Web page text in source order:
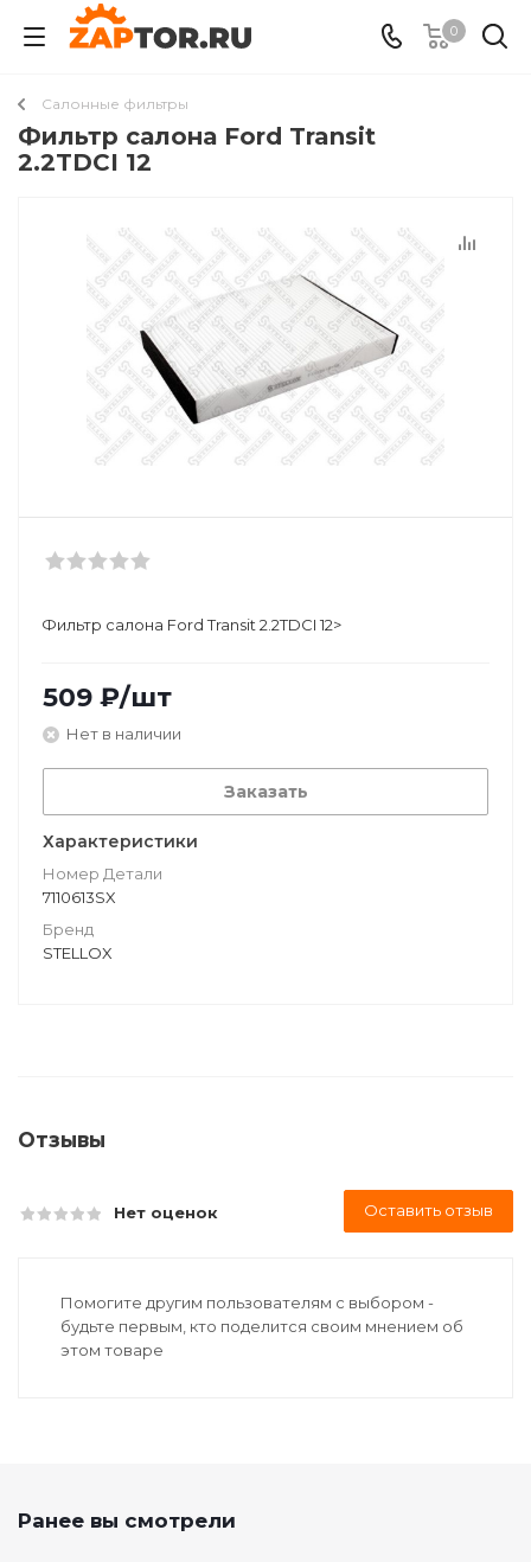
0
Салонные фильтры
Фильтр салона Ford Transit
2.2TDCI 12
Фильтр салона Ford Transit 2.2TDCI 12>
509 ₽/шт
Нет в наличии
Заказать
Характеристики
Номер Детали
7110613SX
Бренд
STELLOX
Отзывы
Нет оценок Оставить отзыв
Помогите другим пользователям с выбором -
будьте первым, кто поделится своим мнением об
этом товаре
Ранее вы смотрели